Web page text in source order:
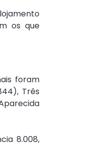
os que
foram
Três
8.008,